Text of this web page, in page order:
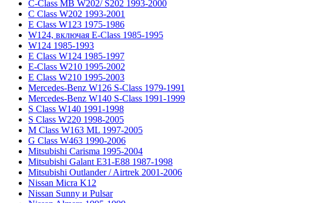
C-Class MB W202/ S202 1993-2000
C Class W202 1993-2001
E Class W123 1975-1986
W124, включая E-Class 1985-1995
W124 1985-1993
E Class W124 1985-1997
E-Class W210 1995-2002
E Class W210 1995-2003
Mercedes-Benz W126 S-Class 1979-1991
Mercedes-Benz W140 S-Class 1991-1999
S Class W140 1991-1998
S Class W220 1998-2005
M Class W163 ML 1997-2005
G Class W463 1990-2006
Mitsubishi Carisma 1995-2004
Mitsubishi Galant E31-E88 1987-1998
Mitsubishi Outlander / Airtrek 2001-2006
Nissan Micra K12
Nissan Sunny и Pulsar